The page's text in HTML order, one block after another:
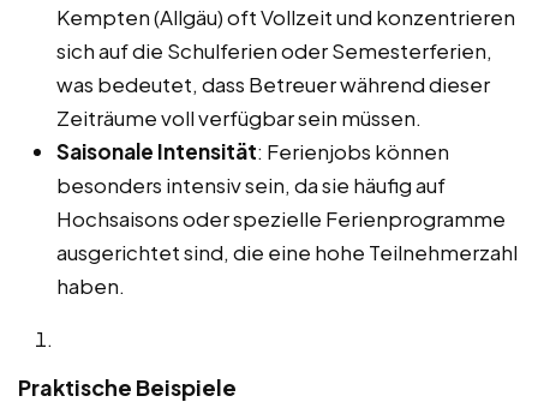
Kempten (Allgäu) oft Vollzeit und konzentrieren
sich auf die Schulferien oder Semesterferien,
was bedeutet, dass Betreuer während dieser
Zeiträume voll verfügbar sein müssen.
Saisonale Intensität: Ferienjobs können
besonders intensiv sein, da sie häufig auf
Hochsaisons oder spezielle Ferienprogramme
ausgerichtet sind, die eine hohe Teilnehmerzahl
haben.
Praktische Beispiele